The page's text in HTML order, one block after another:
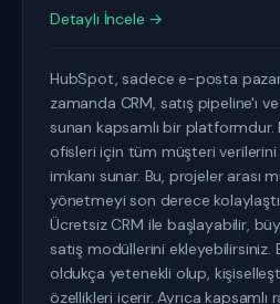
Detaylı İncele →
HubSpot, sadece e-posta
zamanda CRM, satış pipeline'ı
sunan kapsamlı bir platformdur.
ofisleri için tüm müşteri
imkanı sunar. Bu, projeler arası
yönetmeyi son derece
Ücretsiz CRM ile başlayabilir,
satış modüllerini
oldukça yetenekli olup,
özellikleri içerir. Ayrıca kapsamlı